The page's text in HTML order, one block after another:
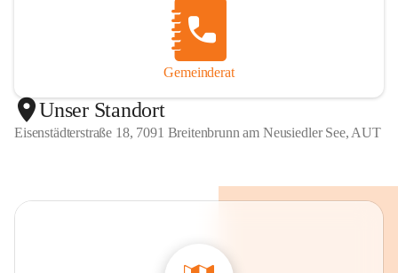
Gemeinderat
Unser Standort
Eisenstädterstraße 18, 7091 Breitenbrunn am Neusiedler See, AUT